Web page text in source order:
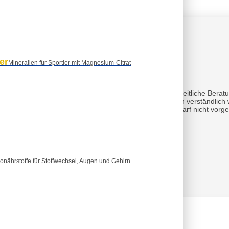
der allgemeinen Information und stellen keine gesundheitliche
und ernährungsbezogene Informationen allgemein
oder anderen Produkten ist nicht beabsichtigt und darf nicht
Mineralien für Sportler mit Magnesium-Citrat
für Stoffwechsel, Augen und Gehirn